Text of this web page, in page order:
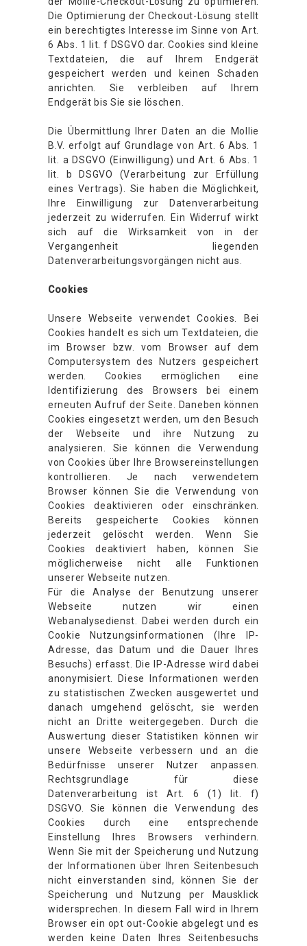
Die Optimierung der Checkout-Lösung stellt
ein berechtigtes Interesse im Sinne von Art.
6 Abs. 1 lit. f DSGVO dar. Cookies sind kleine
Textdateien, die auf Ihrem Endgerät
gespeichert werden und keinen Schaden
anrichten. Sie verbleiben auf Ihrem
Endgerät bis Sie sie löschen.
Die Übermittlung Ihrer Daten an die Mollie
B.V. erfolgt auf Grundlage von Art. 6 Abs. 1
lit. a DSGVO (Einwilligung) und Art. 6 Abs. 1
lit. b DSGVO (Verarbeitung zur Erfüllung
eines Vertrags). Sie haben die Möglichkeit,
Ihre Einwilligung zur Datenverarbeitung
jederzeit zu widerrufen. Ein Widerruf wirkt
sich auf die Wirksamkeit von in der
Vergangenheit liegenden
Datenverarbeitungsvorgängen nicht aus.
Cookies
Unsere Webseite verwendet Cookies. Bei
Cookies handelt es sich um Textdateien, die
im Browser bzw. vom Browser auf dem
Computersystem des Nutzers gespeichert
werden. Cookies ermöglichen eine
Identifizierung des Browsers bei einem
erneuten Aufruf der Seite. Daneben können
Cookies eingesetzt werden, um den Besuch
der Webseite und ihre Nutzung zu
analysieren. Sie können die Verwendung
von Cookies über Ihre Browsereinstellungen
kontrollieren. Je nach verwendetem
Browser können Sie die Verwendung von
Cookies deaktivieren oder einschränken.
Bereits gespeicherte Cookies können
jederzeit gelöscht werden. Wenn Sie
Cookies deaktiviert haben, können Sie
möglicherweise nicht alle Funktionen
unserer Webseite nutzen.
Für die Analyse der Benutzung unserer
Webseite nutzen wir einen
Webanalysedienst. Dabei werden durch ein
Cookie Nutzungsinformationen (Ihre IP-
Adresse, das Datum und die Dauer Ihres
Besuchs) erfasst. Die IP-Adresse wird dabei
anonymisiert. Diese Informationen werden
zu statistischen Zwecken ausgewertet und
danach umgehend gelöscht, sie werden
nicht an Dritte weitergegeben. Durch die
Auswertung dieser Statistiken können wir
unsere Webseite verbessern und an die
Bedürfnisse unserer Nutzer anpassen.
Rechtsgrundlage für diese
Datenverarbeitung ist Art. 6 (1) lit. f)
DSGVO. Sie können die Verwendung des
Cookies durch eine entsprechende
Einstellung Ihres Browsers verhindern.
Wenn Sie mit der Speicherung und Nutzung
der Informationen über Ihren Seitenbesuch
nicht einverstanden sind, können Sie der
Speicherung und Nutzung per Mausklick
widersprechen. In diesem Fall wird in Ihrem
Browser ein opt out-Cookie abgelegt und es
werden keine Daten Ihres Seitenbesuchs